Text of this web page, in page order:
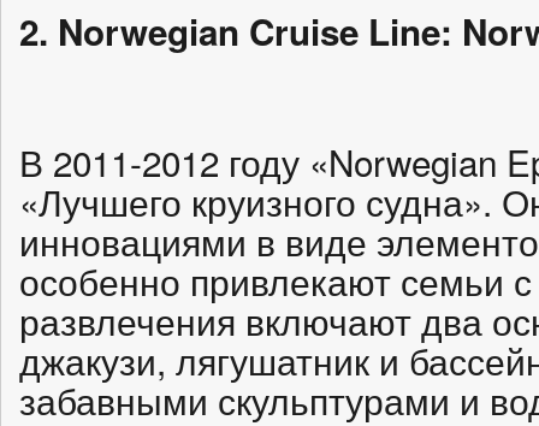
2. Norwegian Cruise Line:
В 2011-2012 году «Norwegian
«Лучшего круизного судна».
инновациями в виде
особенно привлекают семьи
развлечения включают два
джакузи, лягушатник и
забавными скульптурами и